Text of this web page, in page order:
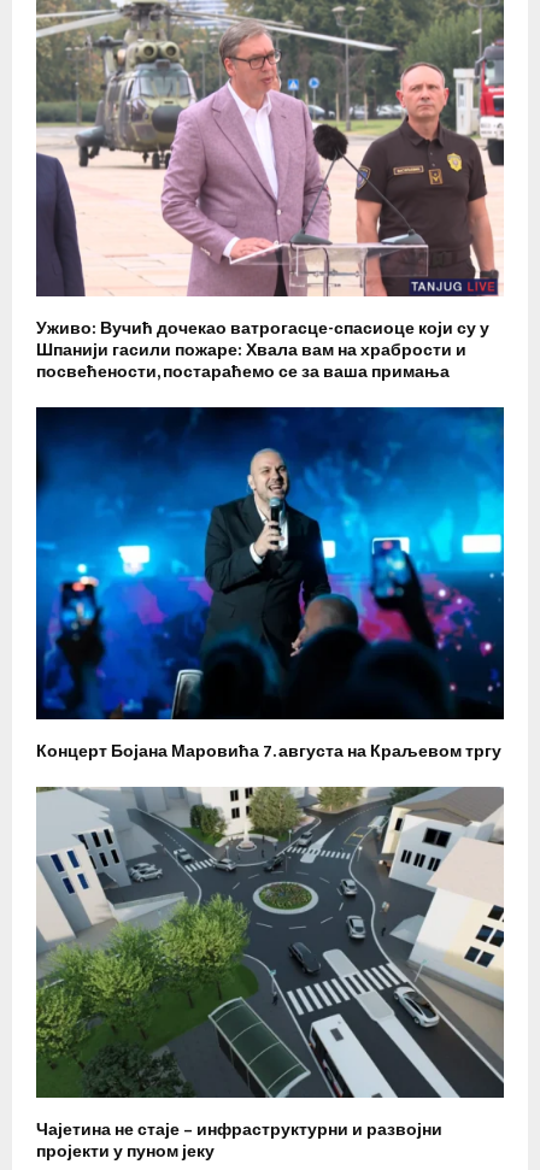
Уживо: Вучић дочекао ватрогасце-спасиоце који су у
Шпанији гасили пожаре: Хвала вам на храбрости и
посвећености, постараћемо се за ваша примања
Концерт Бојана Маровића 7. августа на Краљевом тргу
Чајетина не стаје – инфраструктурни и развојни
пројекти у пуном јеку